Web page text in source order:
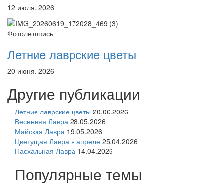
12 июля, 2026
Фотолетопись
Летние лаврские цветы
20 июня, 2026
Другие публикации
Летние лаврские цветы 20.06.2026
Весенняя Лавра 28.05.2026
Майская Лавра 19.05.2026
Цветущая Лавра в апреле 25.04.2026
Пасхальная Лавра 14.04.2026
Популярные темы